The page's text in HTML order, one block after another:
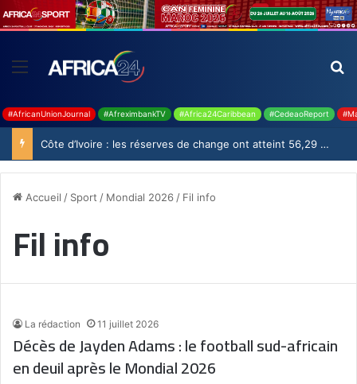
#AfricanUnionJournal #AfreximbankTV #Africa24Caribbean #CedeaoReport
Côte d’Ivoire : les réserves de change ont atteint 56,29 milliards USD en juillet
Accueil / Sport / Mondial 2026 / Fil info
Fil info
La rédaction 11 juillet 2026
Décès de Jayden Adams : le football sud-africain
en deuil après le Mondial 2026